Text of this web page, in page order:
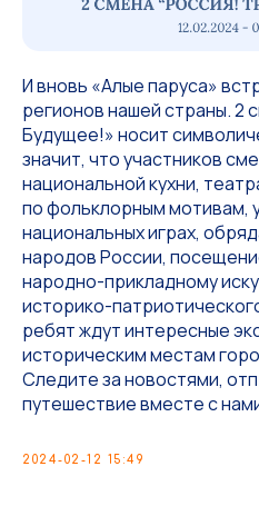
И вновь «Алые паруса»
регионов нашей страны. 2
Будущее!» носит
значит, что участников
национальной кухни,
по фольклорным мотивам,
национальных играх,
народов России,
народно-прикладному
историко-
ребят ждут интересные
историческим местам
Следите за новостями,
путешествие вместе с
2024-02-12 15:49